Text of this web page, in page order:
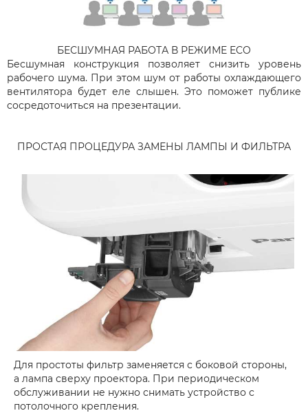
БЕСШУМНАЯ РАБОТА В РЕЖИМЕ ECO
Бесшумная конструкция позволяет снизить уровень
рабочего шума. При этом шум от работы охлаждающего
вентилятора будет еле слышен. Это поможет публике
сосредоточиться на презентации.
ПРОСТАЯ ПРОЦЕДУРА ЗАМЕНЫ ЛАМПЫ И ФИЛЬТРА
Для простоты фильтр заменяется с боковой стороны,
а лампа сверху проектора. При периодическом
обслуживании не нужно снимать устройство с
потолочного крепления.